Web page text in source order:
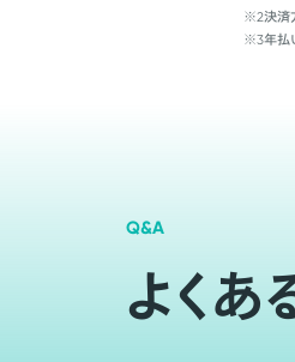
※2決済
※3年払
Q&A
よくあ